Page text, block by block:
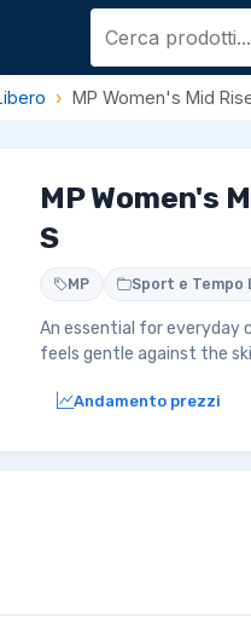
MP Women's Mid
MP Women's
S
MP Sport e Tempo
An essential for
feels gentle against the
Andamento prezzi